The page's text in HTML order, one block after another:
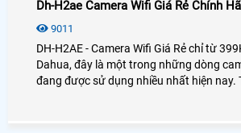
Dh-H2ae Camera Wifi Giá Rẻ Chính
9011
DH-H2AE - Camera Wifi Giá Rẻ chỉ từ
Dahua, đây là một trong những dòng
đang được sử dụng nhiều nhất hiện nay.